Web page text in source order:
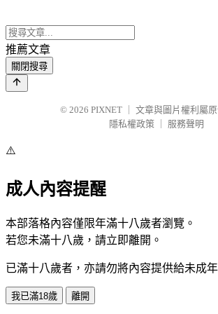
推薦文章
關閉搜尋
© 2026 PIXNET
文章與圖片權利屬
隱私權政策
服務聲明
⚠️
成人內容提醒
本部落格內容僅限年滿十八歲者瀏覽。
若您未滿十八歲，請立即離開。
已滿十八歲者，亦請勿將內容提供給未成年
我已滿18歲 離開